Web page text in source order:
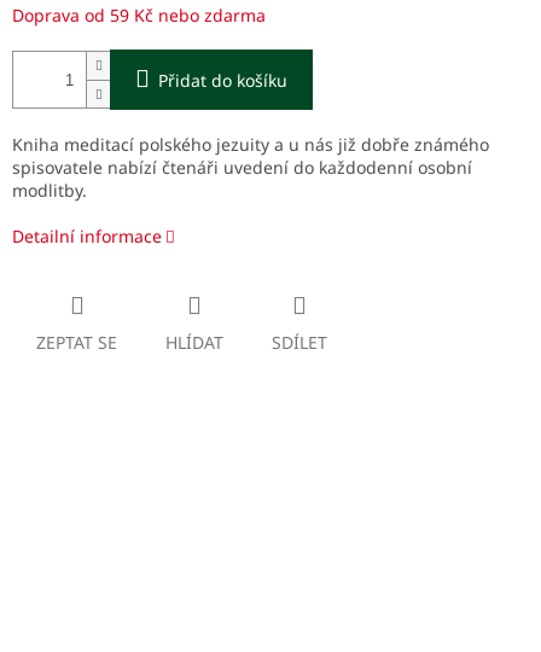
Doprava od 59 Kč nebo zdarma
Přidat do košíku
Kniha meditací polského jezuity a u nás již dobře známého
spisovatele nabízí čtenáři uvedení do každodenní osobní
modlitby.
Detailní informace
ZEPTAT SE HLÍDAT SDÍLET